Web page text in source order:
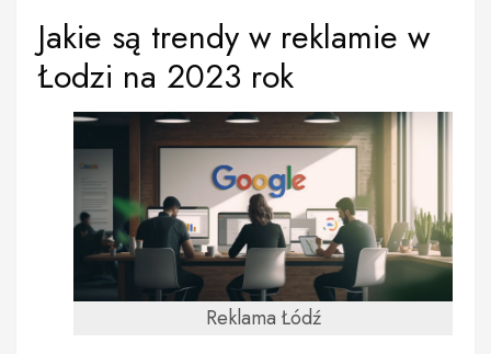
Jakie są trendy w reklamie w
Łodzi na 2023 rok
Reklama Łódź